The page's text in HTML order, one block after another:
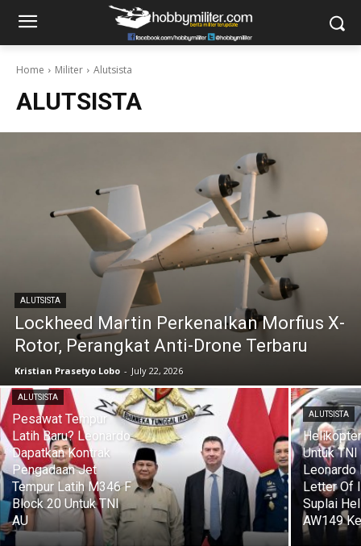
Home Militer Alutsista
ALUTSISTA
ALUTSISTA
Lockheed Martin Perkenalkan Morfius X-
Rotor, Perangkat Anti-Drone Terbaru
Kristian Prasetyo Lobo - July 22, 2026
ALUTSISTA
Pesawat Tempur
Latih Baru? Leonardo
Dapatkan Kontrak
Pengadaan Jet
Tempur Latih M346 F
Block 20 Untuk TNI
AU
ALUTSISTA
Untuk TNI
Leonardo
Letter Of
Suplai
AW149